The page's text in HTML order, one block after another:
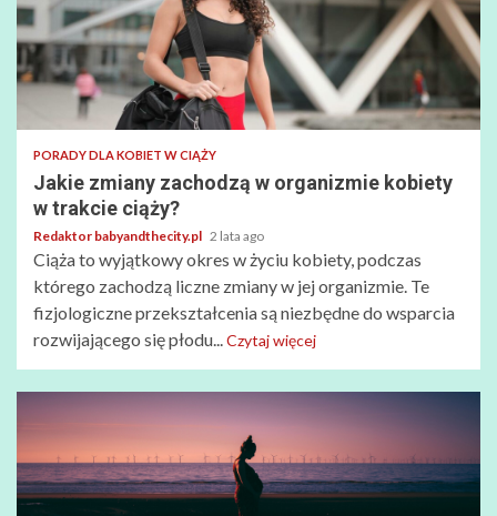
PORADY DLA KOBIET W CIĄŻY
Jakie zmiany zachodzą w organizmie kobiety
w trakcie ciąży?
Redaktor babyandthecity.pl 2 lata ago
Ciąża to wyjątkowy okres w życiu kobiety, podczas
którego zachodzą liczne zmiany w jej organizmie. Te
fizjologiczne przekształcenia są niezbędne do wsparcia
rozwijającego się płodu...Czytaj więcej